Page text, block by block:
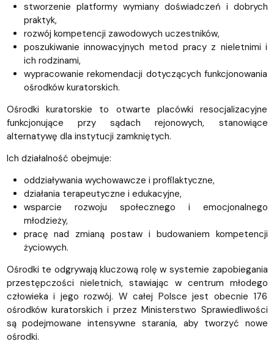
stworzenie platformy wymiany doświadczeń i dobrych
praktyk,
rozwój kompetencji zawodowych uczestników,
poszukiwanie innowacyjnych metod pracy z nieletnimi i
ich rodzinami,
wypracowanie rekomendacji dotyczących funkcjonowania
ośrodków kuratorskich.
Ośrodki kuratorskie to otwarte placówki resocjalizacyjne
funkcjonujące przy sądach rejonowych, stanowiące
alternatywę dla instytucji zamkniętych.
Ich działalność obejmuje:
oddziaływania wychowawcze i profilaktyczne,
działania terapeutyczne i edukacyjne,
wsparcie rozwoju społecznego i emocjonalnego
młodzieży,
pracę nad zmianą postaw i budowaniem kompetencji
życiowych.
Ośrodki te odgrywają kluczową rolę w systemie zapobiegania
przestępczości nieletnich, stawiając w centrum młodego
człowieka i jego rozwój. W całej Polsce jest obecnie 176
ośrodków kuratorskich i przez Ministerstwo Sprawiedliwości
są podejmowane intensywne starania, aby tworzyć nowe
ośrodki.